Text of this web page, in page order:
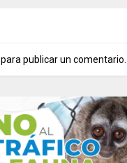
para publicar un comentario.